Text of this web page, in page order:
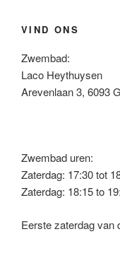
VIND ONS
Zwembad:
Laco Heythuysen
Arevenlaan 3, 6093
Zwembad uren:
Zaterdag: 17:30 tot
Zaterdag: 18:15 to
Eerste zaterdag van